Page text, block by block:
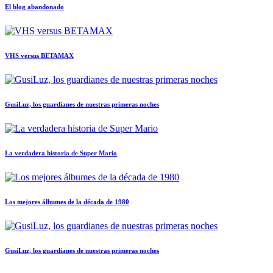
El blog abandonado
VHS versus BETAMAX
GusiLuz, los guardianes de nuestras primeras noches
La verdadera historia de Super Mario
Los mejores álbumes de la década de 1980
GusiLuz, los guardianes de nuestras primeras noches